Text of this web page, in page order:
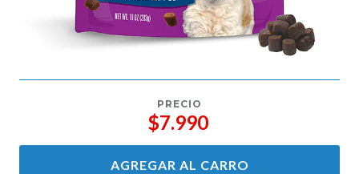
PRECIO
$7.990
AGREGAR AL CARRO